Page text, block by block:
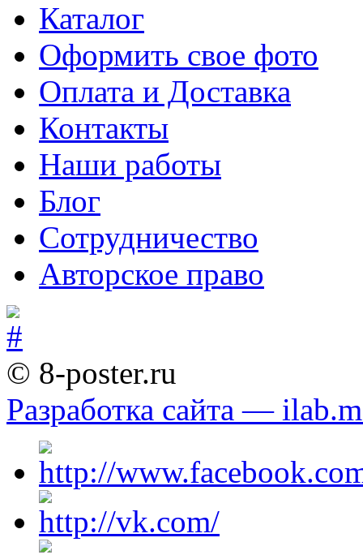
Каталог
Оформить свое фото
Оплата и Доставка
Контакты
Наши работы
Блог
Сотрудничество
Авторское право
© 8-poster.ru
Разработка сайта —